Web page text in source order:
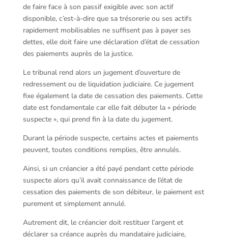
de faire face à son passif exigible avec son actif
disponible, c’est-à-dire que sa trésorerie ou ses actifs
rapidement mobilisables ne suffisent pas à payer ses
dettes, elle doit faire une déclaration d’état de cessation
des paiements auprès de la justice.
Le tribunal rend alors un jugement d’ouverture de
redressement ou de liquidation judiciaire. Ce jugement
fixe également la date de cessation des paiements. Cette
date est fondamentale car elle fait débuter la « période
suspecte », qui prend fin à la date du jugement.
Durant la période suspecte, certains actes et paiements
peuvent, toutes conditions remplies, être annulés.
Ainsi, si un créancier a été payé pendant cette période
suspecte alors qu’il avait connaissance de l’état de
cessation des paiements de son débiteur, le paiement est
purement et simplement annulé.
Autrement dit, le créancier doit restituer l’argent et
déclarer sa créance auprès du mandataire judiciaire,